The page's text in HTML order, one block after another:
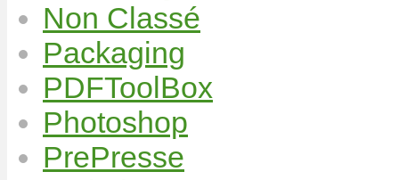
Non Classé
Packaging
PDFToolBox
Photoshop
PrePresse